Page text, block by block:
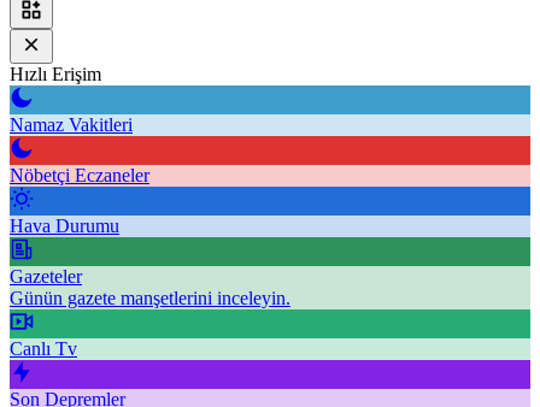
Hızlı Erişim
Namaz Vakitleri
Nöbetçi Eczaneler
Hava Durumu
Gazeteler
Günün gazete manşetlerini inceleyin.
Canlı Tv
Son Depremler